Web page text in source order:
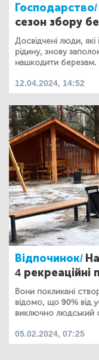
Господарство/
сезон збору
Досвідчені люди,
рідину, знову
нашкодити березам.
12.04.2024, 14:52
Відпочинок/
4 рекреаційні
Вони покликані
відомо, що 90% від
виключно людський
05.02.2024, 07:25